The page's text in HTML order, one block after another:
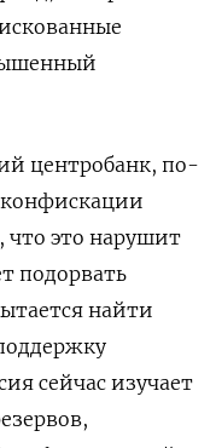
центробанк, по-
что это нарушит
подорвать
найти
сейчас изучает